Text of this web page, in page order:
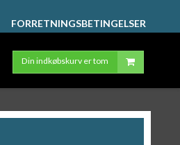
FORRETNINGSBETINGELSER
Din indkøbskurv er tom